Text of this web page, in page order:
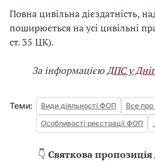
Повна цивільна дієздатність,
поширюється на усі цивільні
ст. 35 ЦК).
За інформацієюДПС у
Теми: Види діяльності ФОП
Все
Особливості реєстрації ФОП
👇 Святкова пропозиція